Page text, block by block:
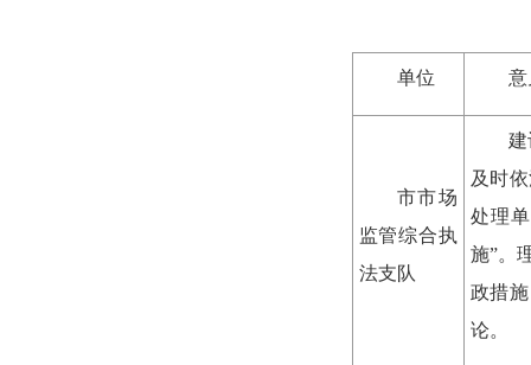
单位 意
市市场
监管综合执
法支队
及时
处理
施”。
政措
论。